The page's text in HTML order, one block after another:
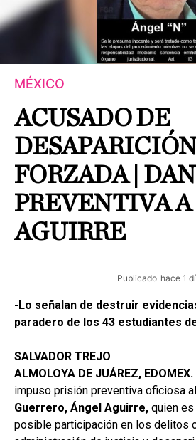
MÉXICO
ACUSADO DE
FORZADA |
PREVENTIVA
AGUIRRE
Publicado hace 1
-Lo señalan de destruir
paradero de los 43 estudiantes
SALVADOR TREJO
ALMOLOYA DE JUÁREZ, EDOMEX.
impuso prisión preventiva oficiosa al
Guerrero, Ángel Aguirre, quien
posible participación en los delitos